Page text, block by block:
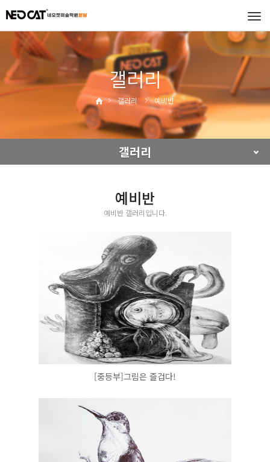
갤러리
갤러리 예비반
갤러리
예비반
예비반 갤러리입니다.
[중등부]그림은 즐겁다!